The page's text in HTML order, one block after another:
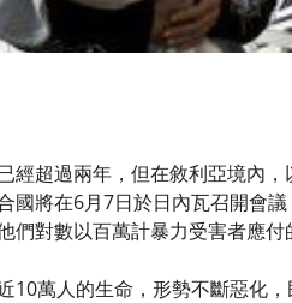
經超過兩年，但在敘利亞境內
國將在6月7日於日內瓦召開會
們對數以百萬計暴力受害者應付
10萬人的生命，形勢不斷惡化